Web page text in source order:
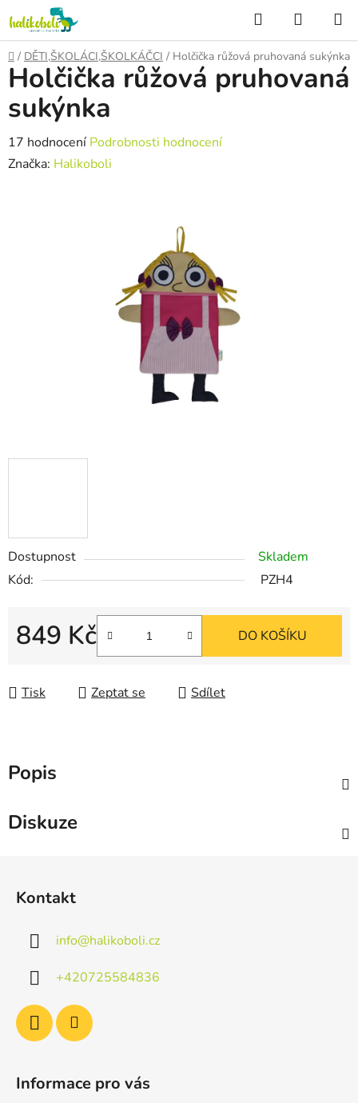
na
obsah
Hledat
KOŠÍK
Domů
/ DĚTI,ŠKOLÁCI,ŠKOLKÁČCI / Holčička růžová pruhovaná sukýnka
Dostupnost
Skladem
Kód:
PZH4
849 Kč DO KOŠÍKU
Tisk Zeptat se Sdílet
Holčička růžová pruhovaná
sukýnka
Průměrné
hodnocení
17 hodnocení Podrobnosti hodnocení
Značka: Halikoboli
Popis
Diskuze
Kontakt
info@halikoboli.cz
+420725584836
Informace pro vás